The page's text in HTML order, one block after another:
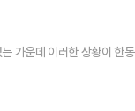
가운데 이러한 상황이 한
아내고 있는 것에 대해 피